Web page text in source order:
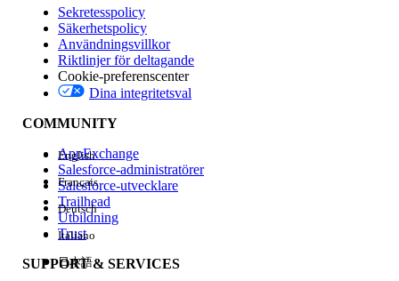
Version
Händelse
Sekretesspolicy
Säkerhetspolicy
Användningsvillkor
Riktlinjer för deltagande
Cookie-preferenscenter
Dina integritetsval
COMMUNITY
AppExchange
Salesforce-administratörer
Salesforce-utvecklare
Trailhead
Utbildning
Trust
SUPPORT & SERVICES
English
Français
Deutsch
Italiano
日本語